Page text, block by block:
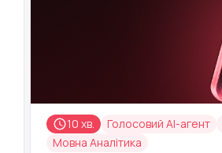
10 хв. Голосовий AI-агент
Мовна Аналітика